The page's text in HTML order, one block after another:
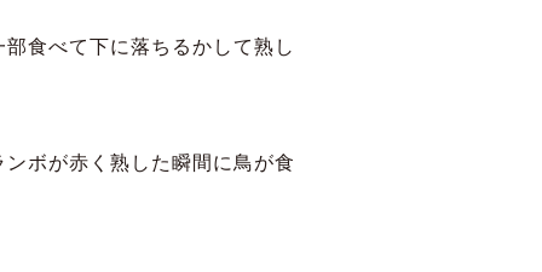
食べて下に落ちるかして熟し
ボが赤く熟した瞬間に鳥が食